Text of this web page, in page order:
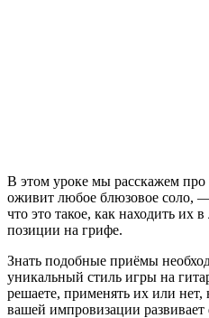
В этом уроке мы расскажем
оживит любое блюзовое соло,
что это такое, как находить их
позиции на грифе.
Знать подобные приёмы
уникальный стиль игры на
решаете, применять их или
вашей импровизации